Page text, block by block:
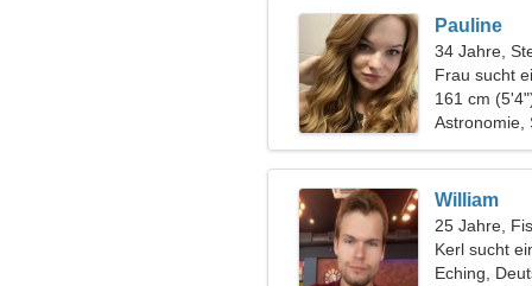
Pauline
34 Jahre,
Frau sucht
161 cm
Astronomie,
William
25 Jahre,
Kerl sucht
Eching,